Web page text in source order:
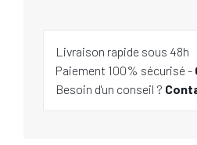
Livraison rapide sous 48h
Paiement 100% sécurisé -
Besoin d'un conseil ?